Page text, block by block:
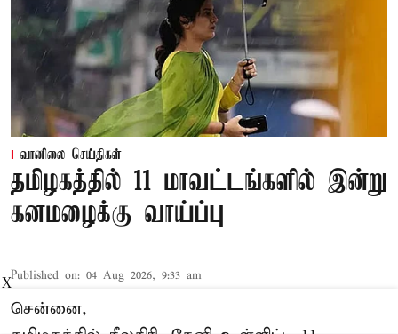
வானிலை செய்திகள்
தமிழகத்தில் 11 மாவட்டங்களில் இன்று
கனமழைக்கு வாய்ப்பு
Published on: 04 Aug 2026, 9:33 am
சென்னை,
X